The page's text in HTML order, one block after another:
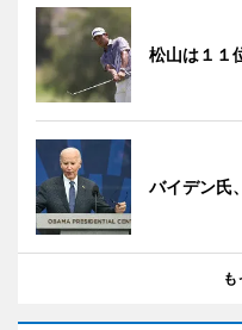
松山は１１
バイデン氏
も